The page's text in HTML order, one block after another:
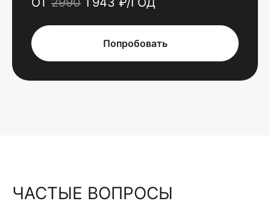
Попробовать
ЧАСТЫЕ ВОПРОСЫ